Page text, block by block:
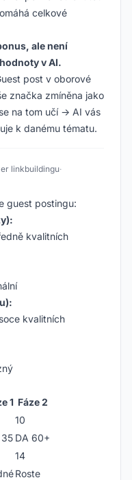
celkové
ale není
v AI.
post v oborové
značka zmíněna jako
na tom učí → AI vás
k danému tématu.
linkbuildingu·
guest postingu:
kvalitních
kvalitních
1 Fáze 2
10
35 DA 60+
14
Roste